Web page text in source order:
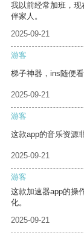
我以前经常加班，
伴家人。
2025-09-21
游客
梯子神器，ins随便
2025-09-21
游客
这款app的音乐资源
2025-09-21
游客
这款加速器app的操
化。
2025-09-21